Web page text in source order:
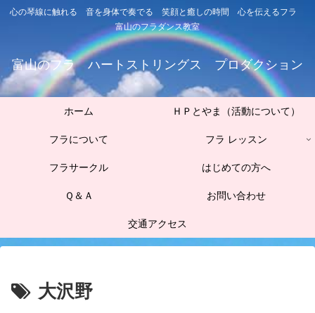
心の琴線に触れる 音を身体で奏でる 笑顔と癒しの時間 心を伝えるフラ
富山のフラダンス教室
富山のフラ ハートストリングス プロダクション
ホーム ＨＰとやま（活動について）
フラについて フラ レッスン
フラサークル はじめての方へ
Ｑ＆Ａ お問い合わせ
交通アクセス
大沢野